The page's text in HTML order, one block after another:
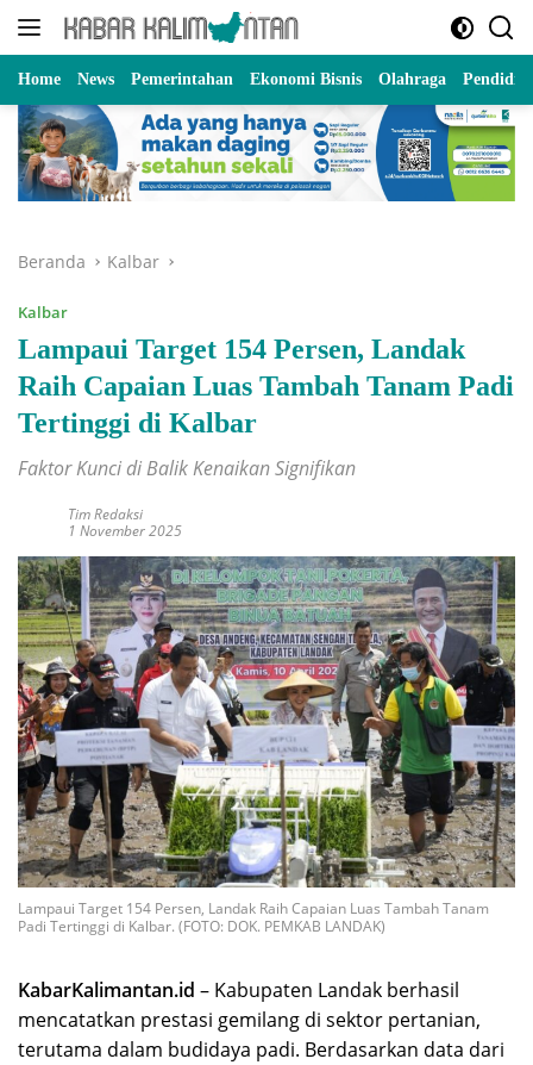
Langsung
Home News Pemerintahan Ekonomi Bisnis Olahraga
Beranda Kalbar
Kalbar
Lampaui Target 154 Persen, Landak
Raih Capaian Luas Tambah Tanam Padi
Tertinggi di Kalbar
Faktor Kunci di Balik Kenaikan Signifikan
Tim Redaksi
1 November 2025
Lampaui Target 154 Persen, Landak Raih Capaian Luas Tambah Tanam
Padi Tertinggi di Kalbar. (FOTO: DOK. PEMKAB LANDAK)
KabarKalimantan.id – Kabupaten Landak berhasil
mencatatkan prestasi gemilang di sektor pertanian,
terutama dalam budidaya padi. Berdasarkan data dari